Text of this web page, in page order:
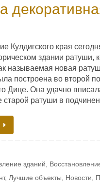
Кулдигского края
здании ратуши,
называемая новая
построена во второй
Дице. Она удачно
старой ратуши в
зданий,
, Лучшие объекты, Новости,